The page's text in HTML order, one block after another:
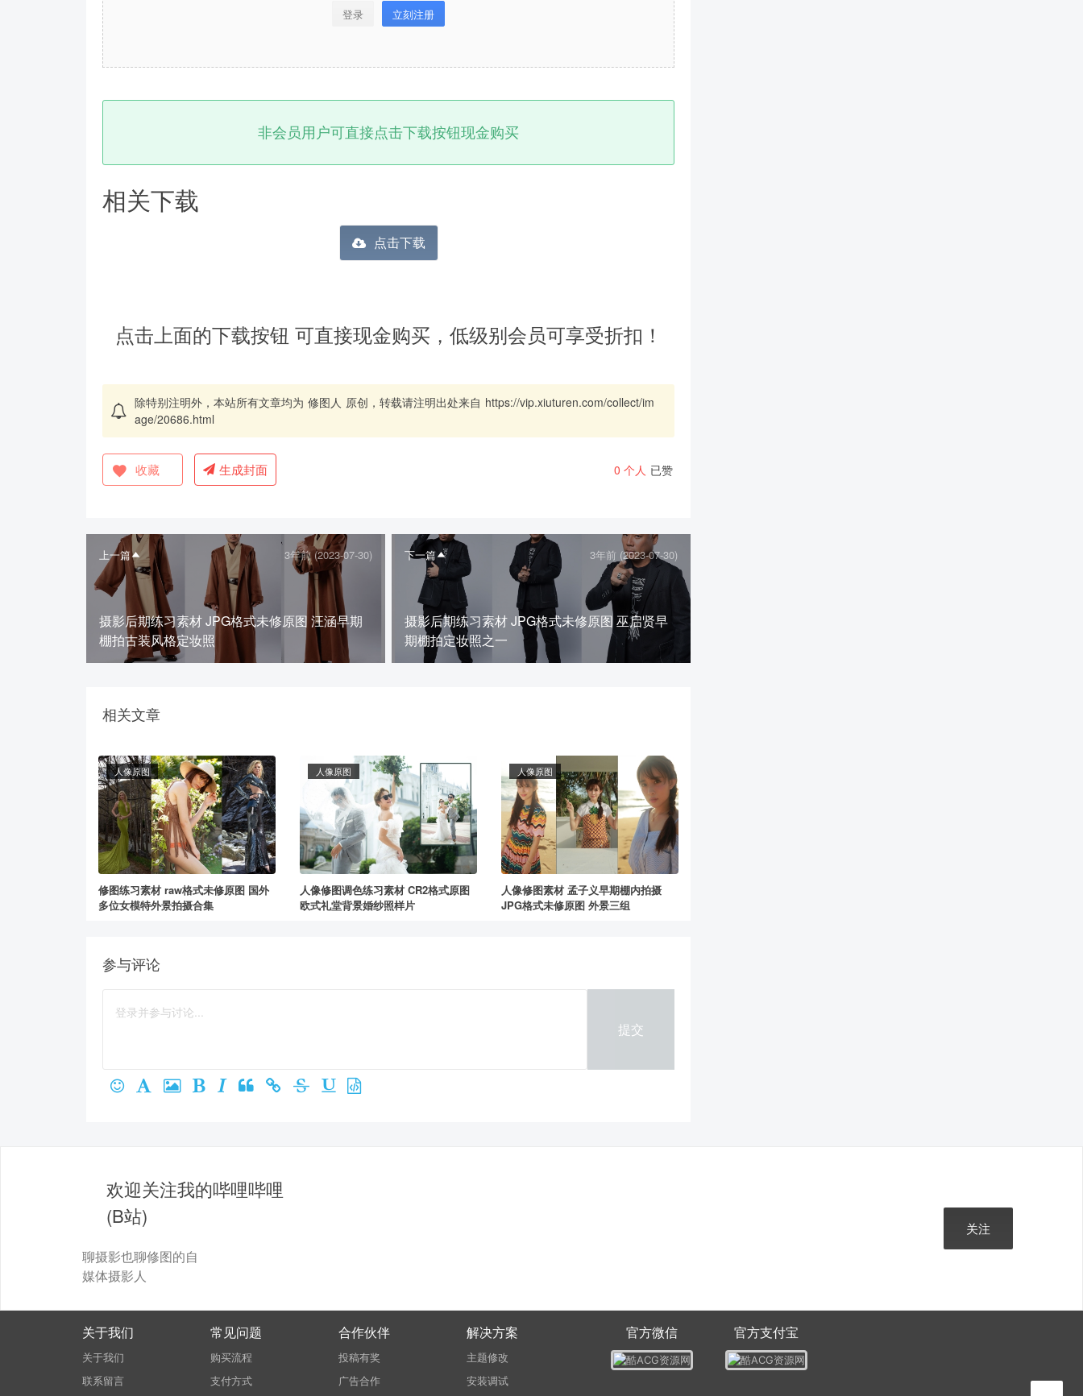
登录 立刻注册
非会员用户可直接点击下载按钮现金购买
相关下载
点击下载
点击上面的下载按钮 可直接现金购买，低级别会员可享受折扣！
除特别注明外，本站所有文章均为 修图人 原创，转载请注明出处来自 https://vip.xiuturen.com/collect/im
age/20686.html
收藏 生成封面 0 个人 已赞
上一篇 3年前 (2023-07-30)
摄影后期练习素材 JPG格式未修原图 汪涵早期
棚拍古装风格定妆照
下一篇 3年前 (2023-07-30)
摄影后期练习素材 JPG格式未修原图 巫启贤早
期棚拍定妆照之一
相关文章
人像原图
修图练习素材 raw格式未修原图 国外
多位女模特外景拍摄合集
人像原图
人像修图调色练习素材 CR2格式原图
欧式礼堂背景婚纱照样片
人像原图
人像修图素材 孟子义早期棚内拍摄
JPG格式未修原图 外景三组
参与评论
提交
欢迎关注我的哔哩哔哩
(B站)
聊摄影也聊修图的自
媒体摄影人
关注
关于我们
关于我们
联系留言
常见问题
购买流程
支付方式
合作伙伴
投稿有奖
广告合作
解决方案
主题修改
安装调试
官方微信 官方支付宝